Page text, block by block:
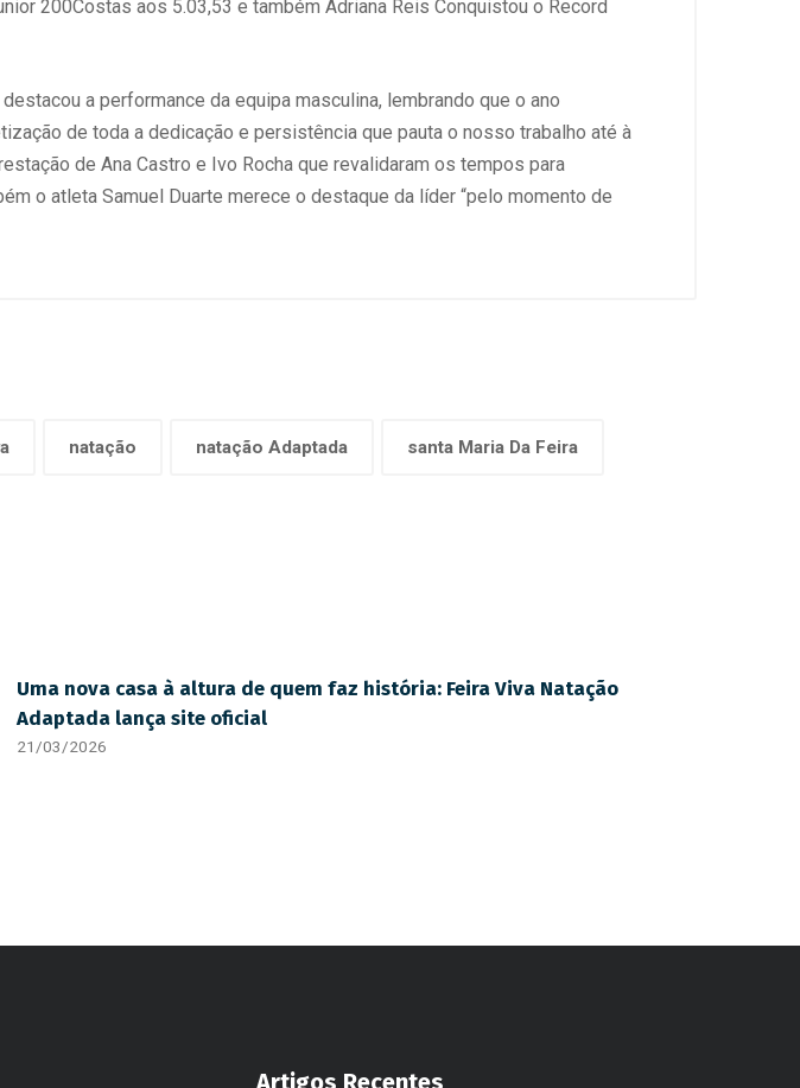
200Costas aos 5.03,53 e também Adriana Reis Conquistou o Record
a performance da equipa masculina, lembrando que o ano
de toda a dedicação e persistência que pauta o nosso trabalho até à
de Ana Castro e Ivo Rocha que revalidaram os tempos para
o atleta Samuel Duarte merece o destaque da líder “pelo momento de
natação natação Adaptada santa Maria Da Feira
Uma nova casa à altura de quem faz história: Feira Viva Natação
Adaptada lança site oficial
21/03/2026
Artigos Recentes